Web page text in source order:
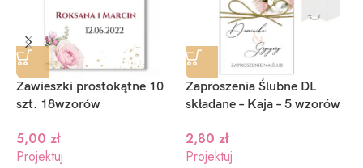
Zawieszki prostokątne 10
szt. 18wzorów
5,00 zł
Projektuj
Zaproszenia Ślubne DL
składane – Kaja – 5 wzorów
2,80 zł
Projektuj